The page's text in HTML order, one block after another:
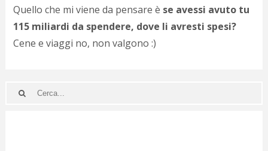
Quello che mi viene da pensare è se avessi avuto tu
115 miliardi da spendere, dove li avresti spesi?
Cene e viaggi no, non valgono :)